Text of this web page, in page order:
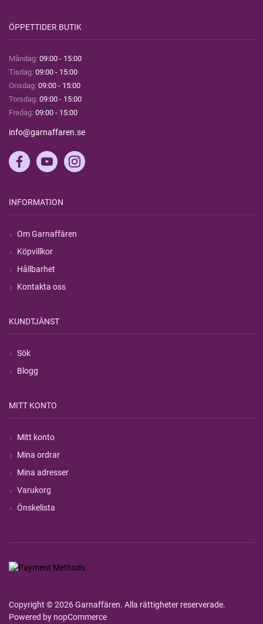
ÖPPETTIDER BUTIK
Måndag: 09:00 - 15:00
Tisdag: 09:00 - 15:00
Onsdag: 09:00 - 15:00
Torsdag: 09:00 - 15:00
Fredag: 09:00 - 15:00
info@garnaffaren.se
INFORMATION
Om Garnaffären
Köpvillkor
Hållbarhet
Kontakta oss
KUNDTJÄNST
Sök
Blogg
MITT KONTO
Mitt konto
Mina ordrar
Mina adresser
Varukorg
Önskelista
Copyright © 2026 Garnaffären. Alla rättigheter reserverade.
Powered by nopCommerce